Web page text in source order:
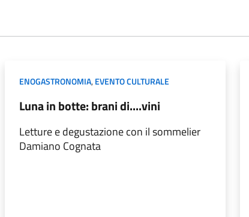
ENOGASTRONOMIA,EVENTO CULTURALE
Luna in botte: brani di....vini
Letture e degustazione con il sommelier
Damiano Cognata